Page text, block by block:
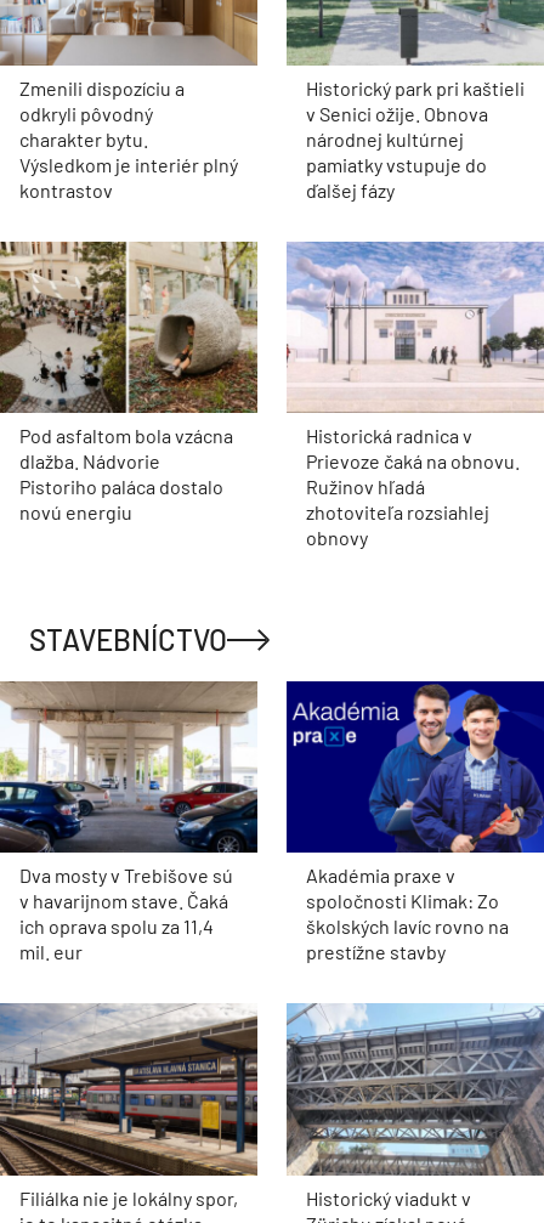
Zmenili dispozíciu a
odkryli pôvodný
charakter bytu.
Výsledkom je interiér plný
kontrastov
Historický park pri kaštieli
v Senici ožije. Obnova
národnej kultúrnej
pamiatky vstupuje do
ďalšej fázy
Pod asfaltom bola vzácna
dlažba. Nádvorie
Pistoriho paláca dostalo
novú energiu
Historická radnica v
Prievoze čaká na obnovu.
Ružinov hľadá
zhotoviteľa rozsiahlej
obnovy
STAVEBNÍCTVO
Dva mosty v Trebišove sú
v havarijnom stave. Čaká
ich oprava spolu za 11,4
mil. eur
Akadémia praxe v
spoločnosti Klimak: Zo
školských lavíc rovno na
prestížne stavby
Filiálka nie je lokálny spor,
Historický viadukt v